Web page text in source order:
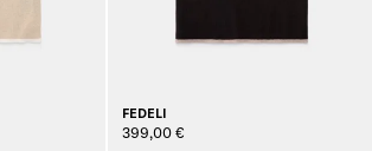
FEDELI
399,00 €